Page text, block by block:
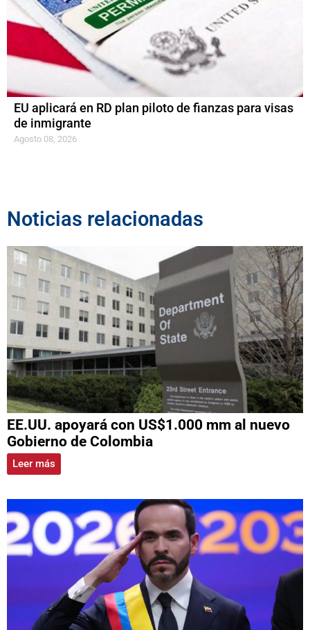
EU aplicará en RD plan piloto de fianzas para visas
de inmigrante
Agosto 08, 2026
Noticias relacionadas
EE.UU. apoyará con US$1.000 mm al nuevo
Gobierno de Colombia
Leer más